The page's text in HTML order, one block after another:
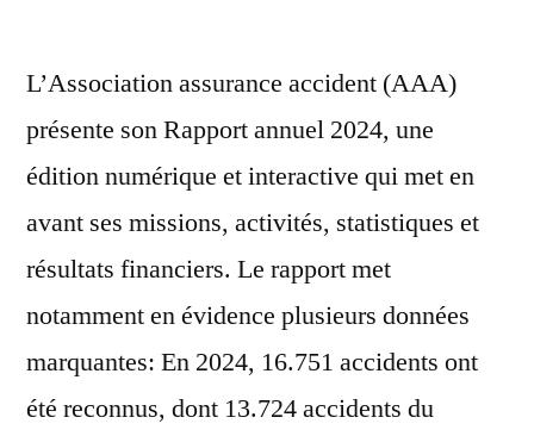
L’Association assurance accident (AAA)
présente son Rapport annuel 2024, une
édition numérique et interactive qui met en
avant ses missions, activités, statistiques et
résultats financiers. Le rapport met
notamment en évidence plusieurs données
marquantes: En 2024, 16.751 accidents ont
été reconnus, dont 13.724 accidents du